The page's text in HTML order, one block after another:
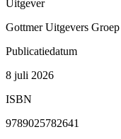
Uitgever
Gottmer Uitgevers
Publicatiedatum
8 juli 2026
ISBN
9789025782641